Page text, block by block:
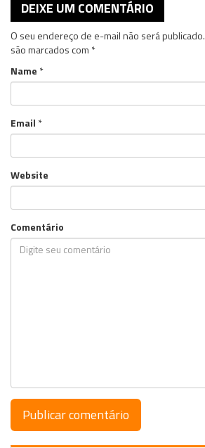
DEIXE UM COMENTÁRIO
O seu endereço de e-mail não será publicado.
são marcados com *
Name *
Email *
Website
Comentário